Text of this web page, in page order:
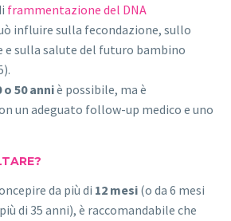
frammentazione del DNA
influire sulla fecondazione, sullo
sulla salute del futuro bambino
o 50 anniè possibile, ma è
un adeguato follow-up medico e uno
da più di 12 mesi (o da 6 mesi
di 35 anni), è raccomandabile che